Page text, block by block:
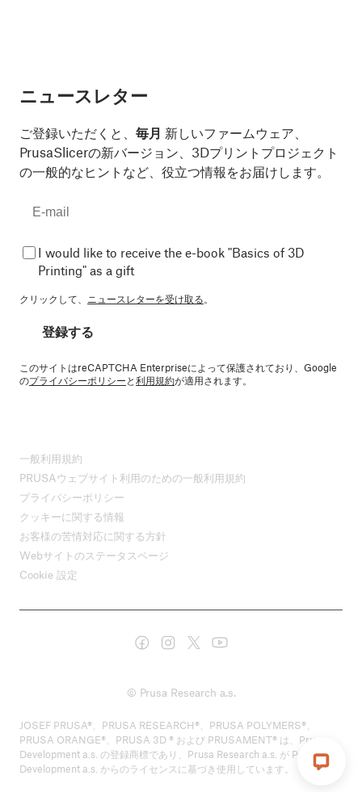
ニュースレター
ご登録いただくと、 毎月 新しいファームウェア、
PrusaSlicerの新バージョン、3Dプリントプロジェクト
の一般的なヒントなど、役立つ情報をお届けします。
I would like to receive the e-book "Basics of 3D
Printing" as a gift
クリックして、 ニュースレターを受け取る。
登録する
このサイトはreCAPTCHA Enterpriseによって保護されており、Google
のプライバシーポリシーと利用規約が適用されます。
一般利用規約
PRUSAウェブサイト利用のための一般利用規約
プライバシーポリシー
クッキーに関する情報
お客様の苦情対応に関する方針
Webサイトのステータスページ
Cookie 設定
© Prusa Research a.s.
JOSEF PRUSA®、PRUSA RESEARCH®、PRUSA POLYMERS®、
PRUSA ORANGE®、PRUSA 3D ® および PRUSAMENT® は、Prusa
Development a.s. の登録商標であり、Prusa Research a.s. が Prusa
Development a.s. からのライセンスに基づき使用しています。